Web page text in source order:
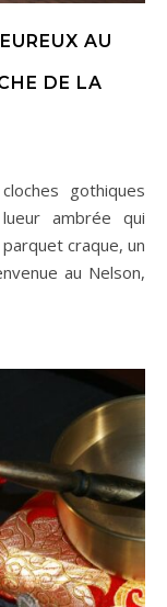
AU
DE LA
ambrée qui
craque, un
au Nelson,